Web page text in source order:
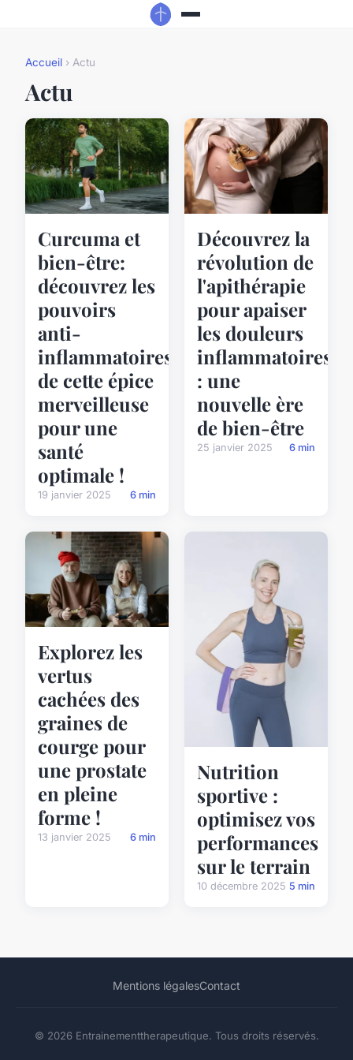
Accueil › Actu
Actu
Curcuma et
bien-être:
découvrez les
pouvoirs
anti-
inflammatoires
de cette épice
merveilleuse
pour une
santé
optimale !
19 janvier 2025 6 min
Découvrez la
révolution de
l'apithérapie
pour apaiser
les douleurs
inflammatoires
: une
nouvelle ère
de bien-être
25 janvier 2025 6 min
Explorez les
vertus
cachées des
graines de
courge pour
une prostate
en pleine
forme !
13 janvier 2025 6 min
Nutrition
sportive :
optimisez vos
performances
sur le terrain
10 décembre 2025 5 min
Mentions légalesContact
© 2026 Entrainementtherapeutique. Tous droits réservés.